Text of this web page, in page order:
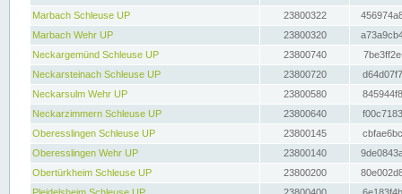
Marbach Schleuse UP
23800322
Marbach Wehr UP
23800320
Neckargemünd Schleuse UP
23800740
Neckarsteinach Schleuse UP
23800720
Neckarsulm Wehr UP
23800580
Neckarzimmern Schleuse UP
23800640
Oberesslingen Schleuse UP
23800145
Oberesslingen Wehr UP
23800140
Obertürkheim Schleuse UP
23800200